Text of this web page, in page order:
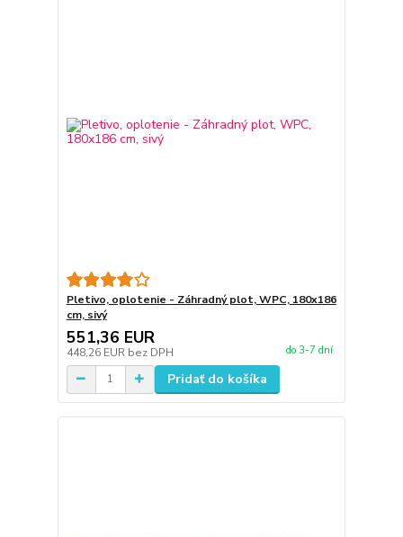
Pletivo, oplotenie - Záhradný plot, WPC, 180x186
cm, sivý
551,36 EUR
448,26 EUR bez DPH do 3-7 dní
Pridať do košíka